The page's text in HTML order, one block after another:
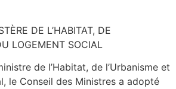
DE L’HABITAT, DE
LOGEMENT SOCIAL
de l’Habitat, de l’Urbanisme et
le Conseil des Ministres a adopté